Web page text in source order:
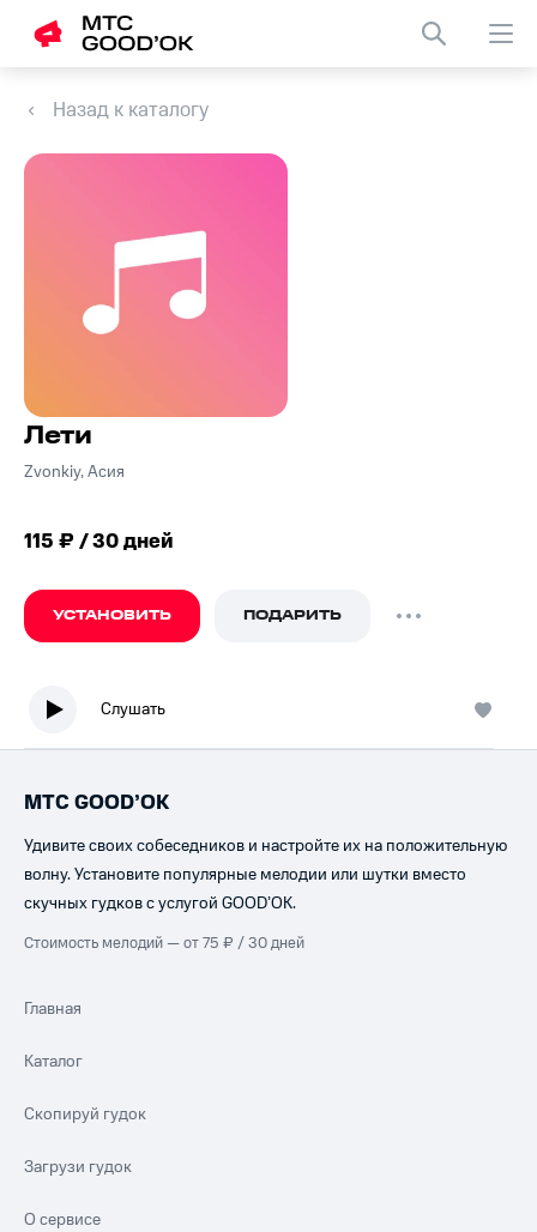
Назад к каталогу
Лети
Zvonkiy, Асия
115 ₽ / 30 дней
УСТАНОВИТЬ ПОДАРИТЬ
Слушать
МТС GOOD’OK
Удивите своих собеседников и настройте их на положительную
волну. Установите популярные мелодии или шутки вместо
скучных гудков с услугой GOOD’OK.
Стоимость мелодий — от 75 ₽ / 30 дней
Главная
Каталог
Скопируй гудок
Загрузи гудок
О сервисе